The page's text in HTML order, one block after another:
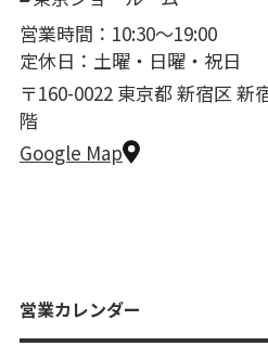
営業時間：10:30〜19:00
定休日：土曜・日曜・祝日
〒160-0022 東京都 新宿区 新
階
Google Map
営業カレンダー